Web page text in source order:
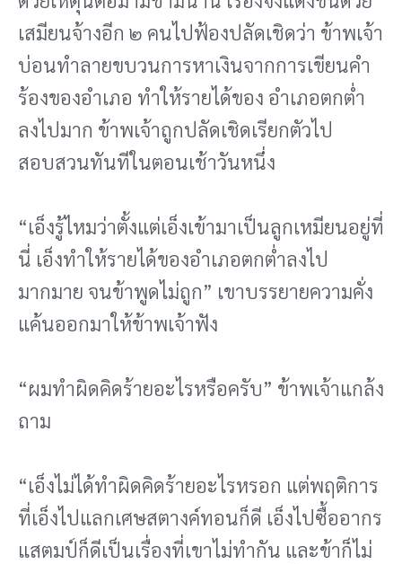
เสมียนจ้างอีก ๒ คนไปฟ้องปลัดเชิดว่า ข้าพเจ้า
บ่อนทําลายขบวนการหาเงินจากการเขียนคํา
ร้องของอําเภอ ทําให้รายได้ของ อําเภอตกต่ํา
ลงไปมาก ข้าพเจ้าถูกปลัดเชิดเรียกตัวไป
สอบสวนทันทีในตอนเช้าวันหนึ่ง
“เอ็งรู้ไหมว่าตั้งแต่เอ็งเข้ามาเป็นลูกเหมียนอยู่ที่
นี่ เอ็งทําให้รายได้ของอําเภอตกต่ําลงไป
มากมาย จนข้าพูดไม่ถูก” เขาบรรยายความคั่ง
แค้นออกมาให้ข้าพเจ้าฟัง
“ผมทําผิดคิดร้ายอะไรหรือครับ” ข้าพเจ้าแกล้ง
ถาม
“เอ็งไม่ได้ทําผิดคิดร้ายอะไรหรอก แต่พฤติการ
ที่เอ็งไปแลกเศษสตางค์ทอนก็ดี เอ็งไปซื้ออากร
แสตมป์ก็ดีเป็นเรื่องที่เขาไม่ทํากัน และข้าก็ไม่